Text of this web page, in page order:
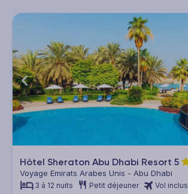
Hôtel Sheraton Abu Dhabi Resort 5
Voyage Emirats Arabes Unis - Abu Dhabi
3 à 12 nuits Petit déjeuner Vol inclus